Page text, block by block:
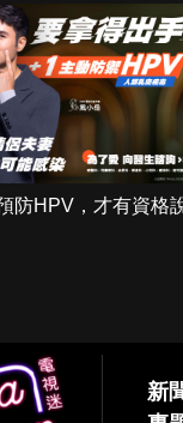
防HPV，才有資格
新